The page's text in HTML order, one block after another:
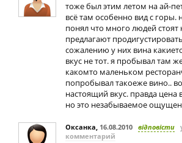
тоже был этим летом на aй-
всё там особенно вид с горы.
понял что много людей стоят
предлагают
сожалению у них вина
вкус не тот. я пробывал там
какомто маленьком
попробывал такоеже вино..
настоящий вкус. правда цена
но это незабываемое
Оксанка, 16.08.2010 відповісти
комментарий